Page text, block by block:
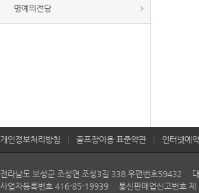
명예의전당
개인정보처리방침 골프장이용 표준약관 인터넷예약
전라남도 보성군 조성면 조성3길 338 우편번호
사업자등록번호 416-85-19939 통신판매업신고번호